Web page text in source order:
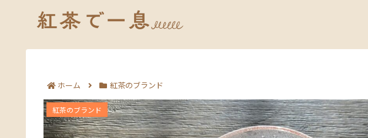
ホーム 紅茶のブランド
ウェッジウッドの紅茶が買える店舗ガイド｜確実に入手する
紅茶のブランド